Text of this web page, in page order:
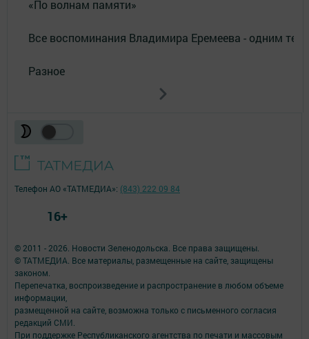
«По волнам памяти»
Все воспоминания Владимира Еремеева - одним
Разное
© 2011 - 2026. Новости Зеленодольска. Все права защищены.
© ТАТМЕДИА. Все материалы, размещенные на сайте, защищены
законом.
Перепечатка, воспроизведение и распространение в любом объеме
информации,
размещенной на сайте, возможна только с письменного согласия
редакций СМИ.
При поддержке Республиканского агентства по печати и массовым
Телефон АО «ТАТМЕДИА»: (843) 222 09 84
16+